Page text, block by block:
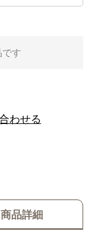
す
わせる
商品詳細